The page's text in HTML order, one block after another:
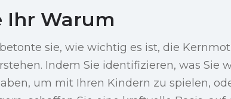
Ihr Warum
sie, wie wichtig es ist, die
Indem Sie identifizieren, was Sie
um mit Ihren Kindern zu spielen,